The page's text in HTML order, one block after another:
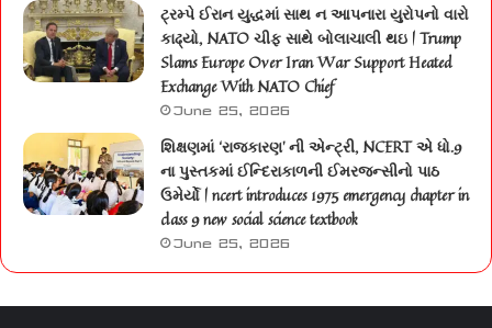
ટ્રમ્પે ઈરાન યુદ્ધમાં સાથ ન આપનારા યુરોપનો વારો
કાઢ્યો, NATO ચીફ સાથે બોલાચાલી થઇ | Trump
Slams Europe Over Iran War Support Heated
Exchange With NATO Chief
June 25, 2026
શિક્ષણમાં ‘રાજકારણ’ ની એન્ટ્રી, NCERT એ ધો.9
ના પુસ્તકમાં ઈન્દિરાકાળની ઈમરજન્સીનો પાઠ
ઉમેર્યો | ncert introduces 1975 emergency chapter in
class 9 new social science textbook
June 25, 2026